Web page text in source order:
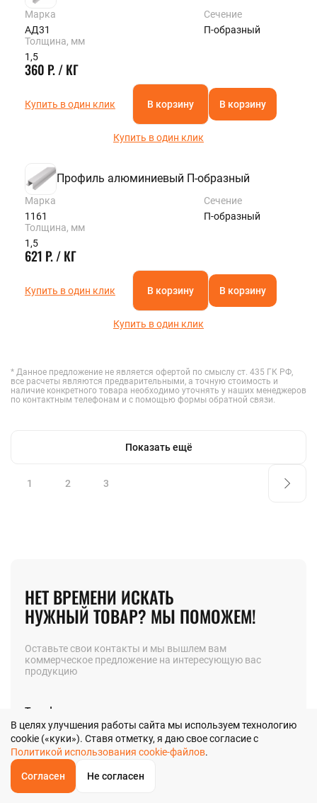
ОБРАТНЫЙЗВОНОК
Марка
АД31
Сечение
П-образный
Толщина, мм
1,5
360 Р. / КГ
Купить в один клик В корзину В корзину
Купить в один клик
Профиль алюминиевый П-образный
Марка
1161
Сечение
П-образный
Толщина, мм
1,5
621 Р. / КГ
Купить в один клик В корзину В корзину
Купить в один клик
* Данное предложение не является офертой по смыслу ст. 435 ГК РФ,
все расчеты являются предварительными, а точную стоимость и
наличие конкретного товара необходимо уточнять у наших менеджеров
по контактным телефонам и с помощью формы обратной связи.
Показать ещё
1 2 3
НЕТ ВРЕМЕНИ ИСКАТЬ
НУЖНЫЙ ТОВАР? МЫ ПОМОЖЕМ!
Оставьте свои контакты и мы вышлем вам
коммерческое предложение на интересующую вас
продукцию
Телефон
Главная
В целях улучшения работы сайта мы используем технологию
cookie («куки»). Ставя отметку, я даю свое согласие с
Политикой использования cookie-файлов.
Согласен Не согласен